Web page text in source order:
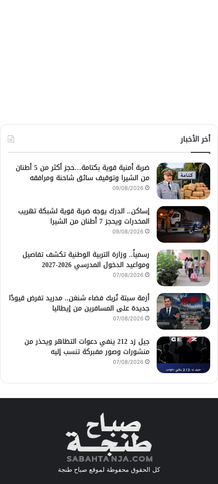
أخر الأخبار
ضربة أمنية قوية بكتامة…حجز أكثر من 5 أطنان
من الشيرا وتوقيف سائق شاحنة ومرافقه
09/08/2026
إساكن.. الدرك يوجه ضربة قوية لشبكة تهريب
المخدرات ويحجز 7 أطنان من الشيرا
09/08/2026
رسمياً.. وزارة التربية الوطنية تكشف تفاصيل
ومواعيد الدخول المدرسي 2026-2027
07/08/2026
أزمة سبتة تُربك فضاء شنغن.. مدريد تفرض قيودًا
جديدة على المسافرين من إيطاليا
07/08/2026
جيل زد 212 ينفي دعوات التظاهر ويحذر من
منشورات وصور مفبركة تنسب إليه
07/08/2026
كل الحقوق محفوظة لموقع صباح طنجة